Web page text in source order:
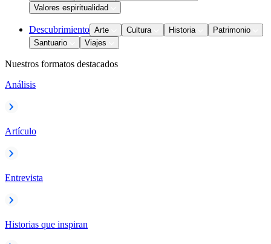
Valores espiritualidad
Descubrimiento Arte Cultura Historia
Patrimonio
Santuario
Viajes
Nuestros formatos destacados
Análisis
Artículo
Entrevista
Historias que inspiran